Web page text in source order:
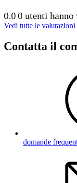
0.00 utenti hanno
Vedi tutte le valutazioni
Contatta il
domande